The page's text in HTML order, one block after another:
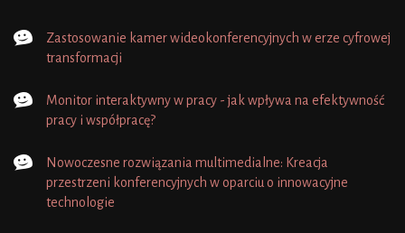
Zastosowanie kamer wideokonferencyjnych w erze cyfrowej
transformacji
Monitor interaktywny w pracy - jak wpływa na efektywność
pracy i współpracę?
Nowoczesne rozwiązania multimedialne: Kreacja
przestrzeni konferencyjnych w oparciu o innowacyjne
technologie